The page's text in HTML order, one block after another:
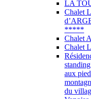
LA
Chalet
*****
Chalet
Chalet
aux
du